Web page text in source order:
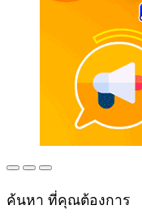
ค้นหา ที่คุณต้องการ